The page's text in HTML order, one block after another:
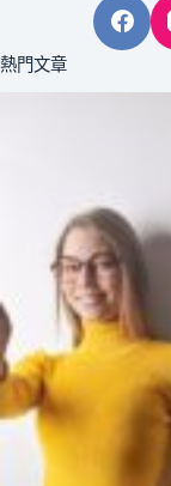
熱門文章